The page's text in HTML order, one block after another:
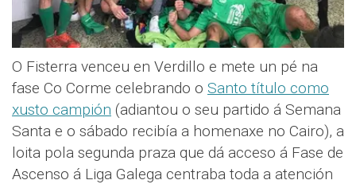
O Fisterra venceu en Verdillo e mete un pé na
fase Co Corme celebrando o Santo título como
xusto campión (adiantou o seu partido á Semana
Santa e o sábado recibía a homenaxe no Cairo), a
loita pola segunda praza que dá acceso á Fase de
Ascenso á Liga Galega centraba toda a atención